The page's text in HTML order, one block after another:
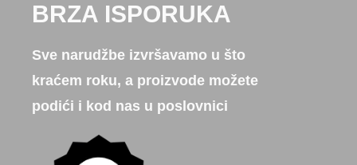
BRZA ISPORUKA
Sve narudžbe izvršavamo u što
kraćem roku, a proizvode možete
podići i kod nas u poslovnici